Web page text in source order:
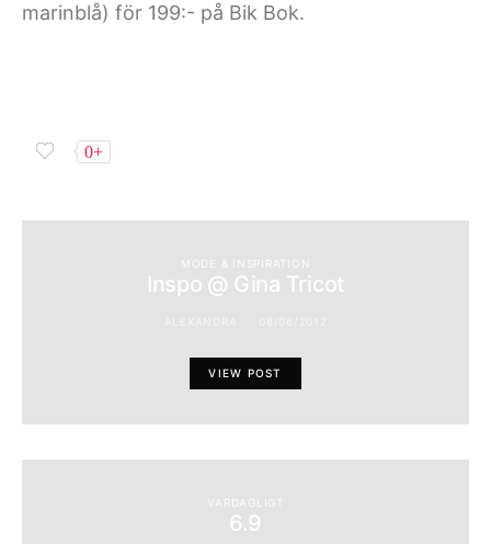
marinblå) för 199:- på Bik Bok.
0+
MODE & INSPIRATION
Inspo @ Gina Tricot
VIEW POST
VARDAGLIGT
6.9